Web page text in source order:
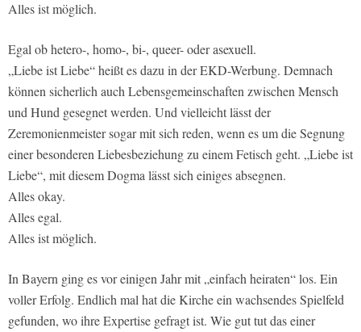
Alles ist möglich.
Egal ob hetero-, homo-, bi-, queer- oder asexuell.
„Liebe ist Liebe“ heißt es dazu in der EKD-Werbung. Demnach
können sicherlich auch Lebensgemeinschaften zwischen Mensch
und Hund gesegnet werden. Und vielleicht lässt der
Zeremonienmeister sogar mit sich reden, wenn es um die Segnung
einer besonderen Liebesbeziehung zu einem Fetisch geht. „Liebe ist
Liebe“, mit diesem Dogma lässt sich einiges absegnen.
Alles okay.
Alles egal.
Alles ist möglich.
In Bayern ging es vor einigen Jahr mit „einfach heiraten“ los. Ein
voller Erfolg. Endlich mal hat die Kirche ein wachsendes Spielfeld
gefunden, wo ihre Expertise gefragt ist. Wie gut tut das einer